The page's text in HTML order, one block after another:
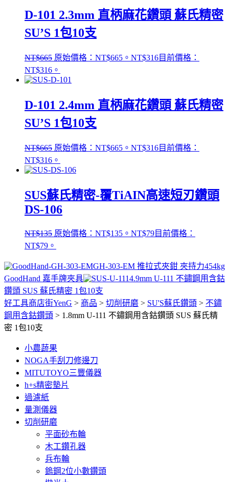
D-101 2.3mm 直柄麻花鑽頭 蘇氏精密
SU’S 1包10支
NT$665 原始價格：NT$665。 NT$316目前價格：
NT$316。
D-101 2.4mm 直柄麻花鑽頭 蘇氏精密
SU’S 1包10支
NT$665 原始價格：NT$665。 NT$316目前價格：
NT$316。
SUS蘇氏精密-覆TiAIN高速短刃鑽頭
DS-106
NT$135 原始價格：NT$135。 NT$79目前價格：
NT$79。
GH-303-EM 推拉式夾鉗 夾持力454kg
GoodHand 嘉手牌夾具
4.9mm U-111 不鏽鋼用含鈷
鑽頭 SUS 蘇氏精密 1包10支
好工具商店街YenG > 商品 > 切削研磨 > SU'S蘇氏鑽頭 > 不鏽
鋼用含鈷鑽頭 > 1.8mm U-111 不鏽鋼用含鈷鑽頭 SUS 蘇氏精
密 1包10支
小農蔬果
NOGA手刮刀修邊刀
MITUTOYO三豐儀器
h+s精密墊片
過濾紙
量測儀器
切削研磨
平面砂布輪
木工鑽孔器
兵布輪
鎢鋼2位小數鑽頭